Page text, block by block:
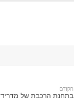
הקודם
בתחנת הרכבת של מדריד